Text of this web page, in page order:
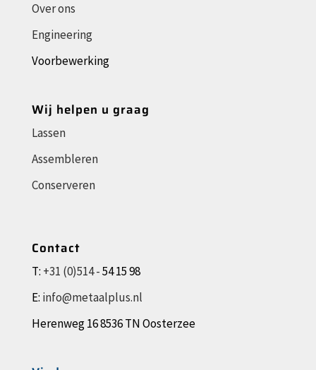
Over ons
Engineering
Voorbewerking
Wij helpen u graag
Lassen
Assembleren
Conserveren
Contact
T: +31 (0)514 -54 15 98
E: info@metaalplus.nl
Herenweg 16 8536 TN Oosterzee